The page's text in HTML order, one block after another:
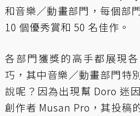
和音樂／動畫部門，每個部
10 個優秀賞和 50 名佳作。
各部門獲獎的高手都展現
巧，其中音樂／動畫部門特
說呢？因為出現幫 Doro 迷
創作者 Musan Pro，其投稿